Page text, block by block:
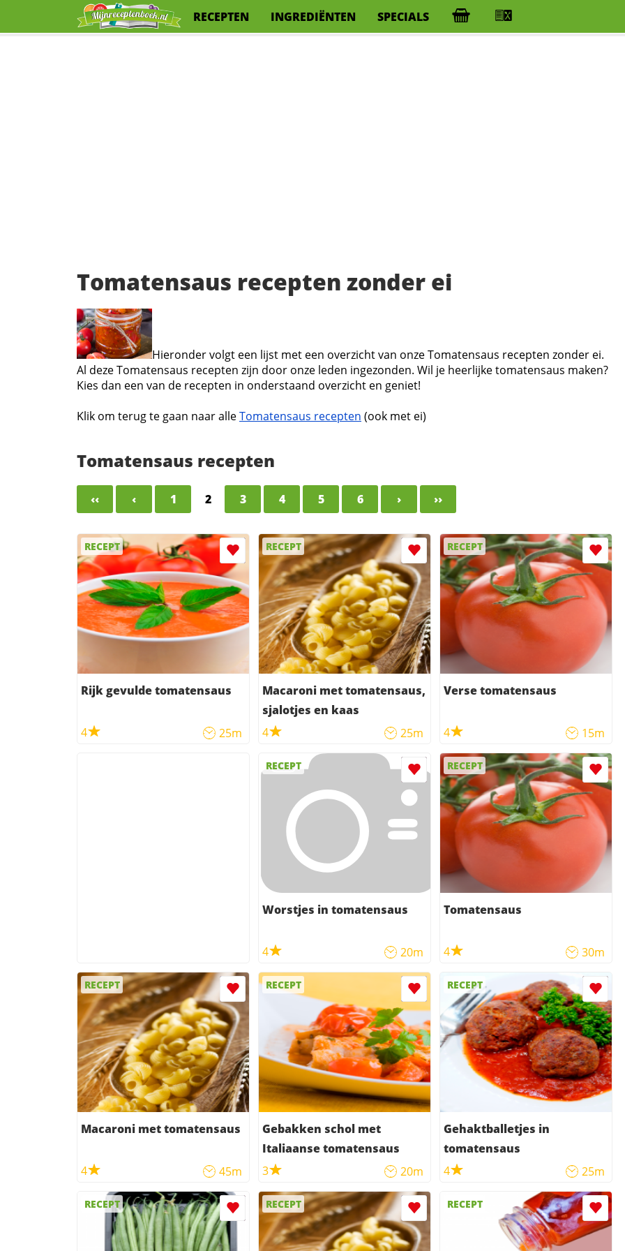
RECEPTEN INGREDIËNTEN SPECIALS
Tomatensaus recepten zonder ei
Hieronder volgt een lijst met een overzicht van onze Tomatensaus recepten zonder ei.
Al deze Tomatensaus recepten zijn door onze leden ingezonden. Wil je heerlijke tomatensaus maken?
Kies dan een van de recepten in onderstaand overzicht en geniet!
Klik om terug te gaan naar alleTomatensaus recepten (ook met ei)
Tomatensaus recepten
‹‹ ‹ 1 2 3 4 5 6 › ››
RECEPT
Rijk gevulde tomatensaus
4 25m
RECEPT
Macaroni met tomatensaus,
sjalotjes en kaas
4
25m
RECEPT
Verse tomatensaus
4 15m
RECEPT
Worstjes in tomatensaus
4 20m
RECEPT
Tomatensaus
4 30m
RECEPT
Macaroni met tomatensaus
4 45m
RECEPT
Gebakken schol met
Italiaanse tomatensaus
3
20m
RECEPT
Gehaktballetjes in
tomatensaus
4
25m
RECEPT RECEPT RECEPT